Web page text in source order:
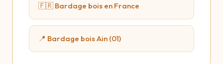
🇫🇷 Bardage bois en France
📍 Bardage bois Ain (01)